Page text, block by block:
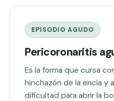
EPISODIO AGUDO
Pericoronaritis
Es la forma que cursa
hinchazón de la encía y
dificultad para abrir la